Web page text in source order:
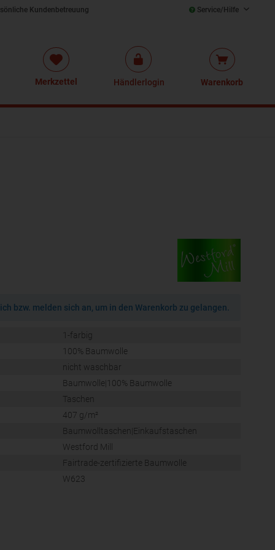
Kundenbetreuung Service/Hilfe
Merkzettel Händlerlogin Warenkorb
bzw. melden sich an, um in den Warenkorb zu gelangen.
1-farbig
100% Baumwolle
nicht waschbar
Baumwolle|100% Baumwolle
Taschen
407 g/m²
Baumwolltaschen|Einkaufstaschen
Westford Mill
Fairtrade-zertifizierte Baumwolle
W623